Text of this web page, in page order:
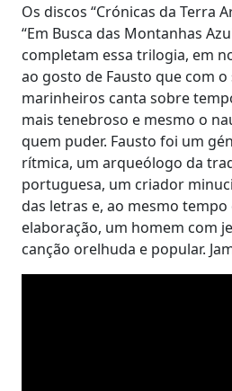
Os discos “Crónicas da Terra
“Em Busca das Montanhas
completam essa trilogia, em
ao gosto de Fausto que com
marinheiros canta sobre
mais tenebroso e mesmo o
quem puder. Fausto foi um
rítmica, um arqueólogo da
portuguesa, um criador
das letras e, ao mesmo tempo
elaboração, um homem com
canção orelhuda e popular.